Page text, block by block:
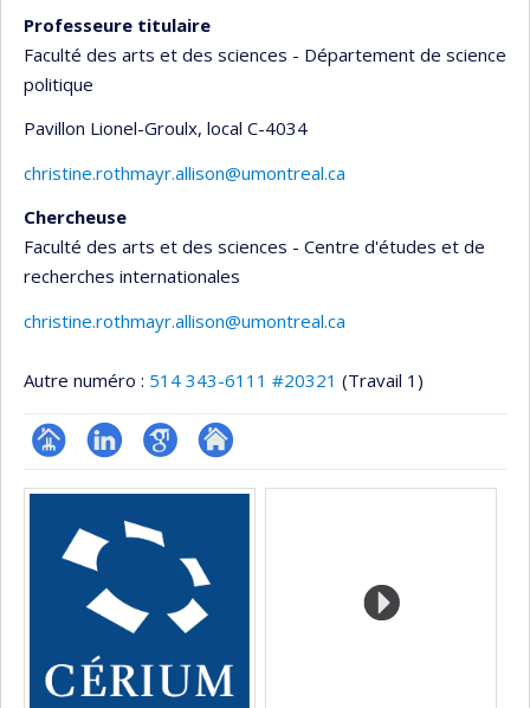
Professeure titulaire
Faculté des arts et des sciences - Département de science
politique
Pavillon Lionel-Groulx, local C-4034
christine.rothmayr.allison@umontreal.ca
Chercheuse
Faculté des arts et des sciences - Centre d'études et de
recherches internationales
christine.rothmayr.allison@umontreal.ca
Autre numéro : 514 343-6111 #20321 (Travail 1)
Page
professionnelle
(faculté,département,école)
LinkedInGoogle
Scholar
Autre
site
Médias